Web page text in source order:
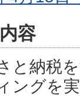
容
と納税
ングを